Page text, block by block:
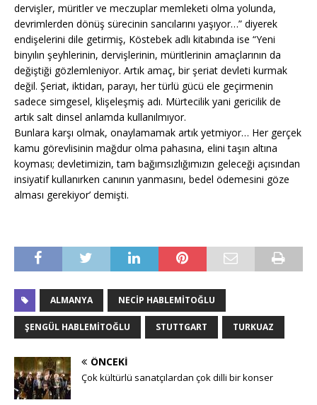
dervişler, müritler ve meczuplar memleketi olma yolunda,
devrimlerden dönüş sürecinin sancılarını yaşıyor…” diyerek
endişelerini dile getirmiş, Köstebek adlı kitabında ise “Yeni
binyılın şeyhlerinin, dervişlerinin, müritlerinin amaçlarının da
değiştiği gözlemleniyor. Artık amaç, bir şeriat devleti kurmak
değil. Şeriat, iktidarı, parayı, her türlü gücü ele geçirmenin
sadece simgesel, klişeleşmiş adı. Mürtecilik yani gericilik de
artık salt dinsel anlamda kullanılmıyor.
Bunlara karşı olmak, onaylamamak artık yetmiyor… Her gerçek
kamu görevlisinin mağdur olma pahasına, elini taşın altına
koyması; devletimizin, tam bağımsızlığımızın geleceği açısından
insiyatif kullanırken canının yanmasını, bedel ödemesini göze
alması gerekiyor’ demişti.
ALMANYA NECIP HABLEMITOĞLU
ŞENGÜL HABLEMITOĞLU STUTTGART TURKUAZ
ÖNCEKI
Çok kültürlü sanatçılardan çok dilli bir konser